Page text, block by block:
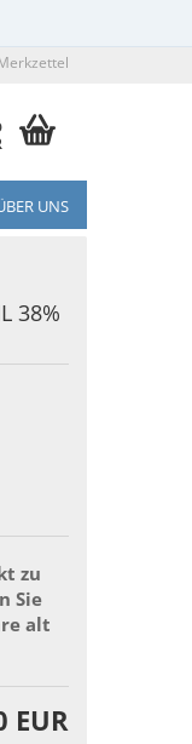
UNS
38%
zu
Sie
alt
EUR